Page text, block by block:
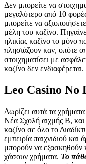
Δεν μπορείτε να
μεγαλύτερο από 10
μπορείτε να
μέλη του καζίνο.
ηλικίας καζίνο το μόνο
πλησιάζουν καν, οπότε
στοιχηματίσει με
καζίνο δεν ενδιαφέρεται.
Leo Casino No
Δωρίζει αυτά τα χρήματα
Νέα Σχολή αιχμής Β, και
καζίνο σε όλο το
εμπειρία παιχνιδιού
μπορούν να εξασκηθούν
χάσουν χρήματα. Το